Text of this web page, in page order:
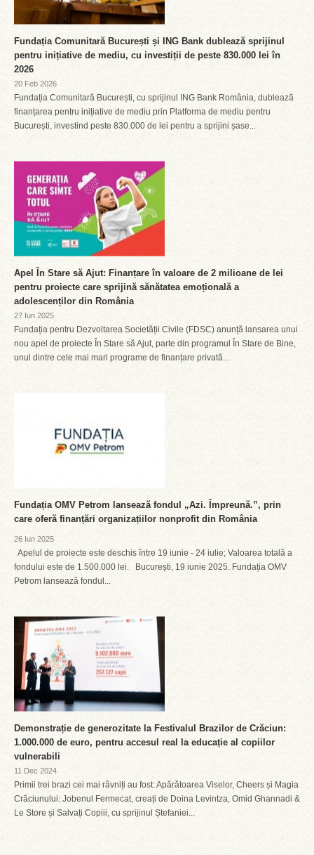
Fundația Comunitară București și ING Bank dublează sprijinul
pentru inițiative de mediu, cu investiții de peste 830.000 lei în
2026
20 Feb 2026
Fundația Comunitară București, cu sprijinul ING Bank România, dublează
finanțarea pentru inițiative de mediu prin Platforma de mediu pentru
București, investind peste 830.000 de lei pentru a sprijini șase...
Apel În Stare să Ajut: Finanțare în valoare de 2 milioane de lei
pentru proiecte care sprijină sănătatea emoțională a
adolescenților din România
27 Iun 2025
Fundația pentru Dezvoltarea Societății Civile (FDSC) anunță lansarea unui
nou apel de proiecte În Stare să Ajut, parte din programul În Stare de Bine,
unul dintre cele mai mari programe de finanțare privată...
Fundația OMV Petrom lansează fondul „Azi. Împreună.”, prin
care oferă finanțări organizațiilor nonprofit din România
26 Iun 2025
Apelul de proiecte este deschis între 19 iunie - 24 iulie; Valoarea totală a
fondului este de 1.500.000 lei. București, 19 iunie 2025. Fundația OMV
Petrom lansează fondul...
Demonstrație de generozitate la Festivalul Brazilor de Crăciun:
1.000.000 de euro, pentru accesul real la educație al copiilor
vulnerabili
11 Dec 2024
Primii trei brazi cei mai râvniți au fost: Apărătoarea Viselor, Cheers și Magia
Crăciunului: Jobenul Fermecat, creați de Doina Levintza, Omid Ghannadi &
Le Store și Salvați Copiii, cu sprijinul Ștefaniei...